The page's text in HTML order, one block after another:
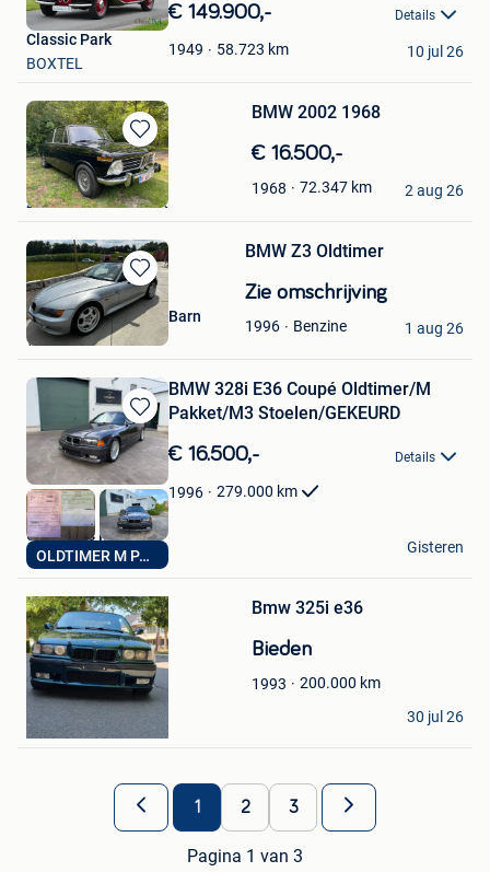
in
Mijn
Favorieten
€ 149.900,- Details
1949 58.723 km
Classic Park
BOXTEL
10 jul 26
Bewaren
in
Mijn
Favorieten
BMW 2002 1968
€ 16.500,-
1968 72.347 km
lennert
Zoersel & Deel Brecht
2 aug 26
Bewaren
in
Mijn
Favorieten
BMW Z3 Oldtimer
Zie omschrijving
1996 Benzine
Highstreet Oldtimer Barn
Wuustwezel
1 aug 26
Bewaren
in
Mijn
Favorieten
OLDTIMER M PAKKET
BMW 328i E36 Coupé Oldtimer/M
Pakket/M3 Stoelen/GEKEURD
€ 16.500,- Details
1996 279.000 km
Ultra Cars Mol
Mol
Gisteren
Bewaren
Mijn
Favorieten
Bmw 325i e36
Bieden
1993 200.000 km
Mathias Vaes
Heusden
30 jul 26
1 2 3
Pagina 1 van 3